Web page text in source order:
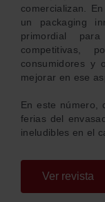
comercializan.
un packaging
primordial
competitivas,
consumidores y
mejorar en ese
En este número,
ferias del
ineludibles en el
Ver revista